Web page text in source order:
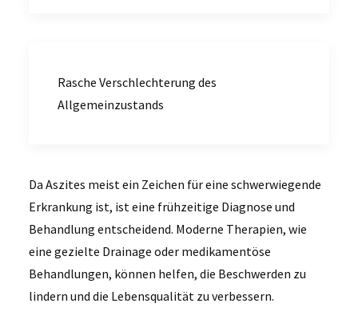
Rasche Verschlechterung des
Allgemeinzustands
Da Aszites meist ein Zeichen für eine schwerwiegende
Erkrankung ist, ist eine frühzeitige Diagnose und
Behandlung entscheidend. Moderne Therapien, wie
eine gezielte Drainage oder medikamentöse
Behandlungen, können helfen, die Beschwerden zu
lindern und die Lebensqualität zu verbessern.